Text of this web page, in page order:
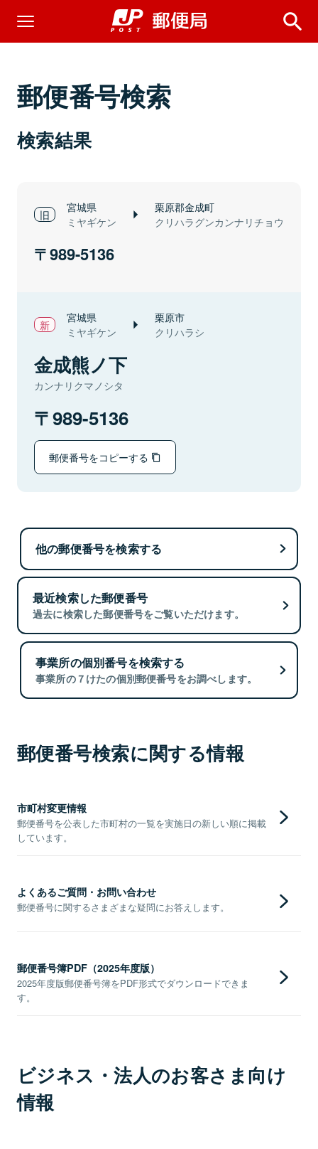
郵便番号検索
検索結果
宮城県
ミヤギケン
栗原郡金成町
クリハラグンカンナリチョウ
989-5136
宮城県
ミヤギケン
栗原市
クリハラシ
金成熊ノ下
カンナリクマノシタ
989-5136
郵便番号をコピーする
他の郵便番号を検索する
最近検索した郵便番号
過去に検索した郵便番号をご覧いただけます。
事業所の個別番号を検索する
事業所の７けたの個別郵便番号をお調べします。
郵便番号検索に関する情報
市町村変更情報
郵便番号を公表した市町村の一覧を実施日の新しい順に掲載
しています。
よくあるご質問・お問い合わせ
郵便番号に関するさまざまな疑問にお答えします。
郵便番号簿PDF（2025年度版）
2025年度版郵便番号簿をPDF形式でダウンロードできま
す。
ビジネス・法人のお客さま向け
情報